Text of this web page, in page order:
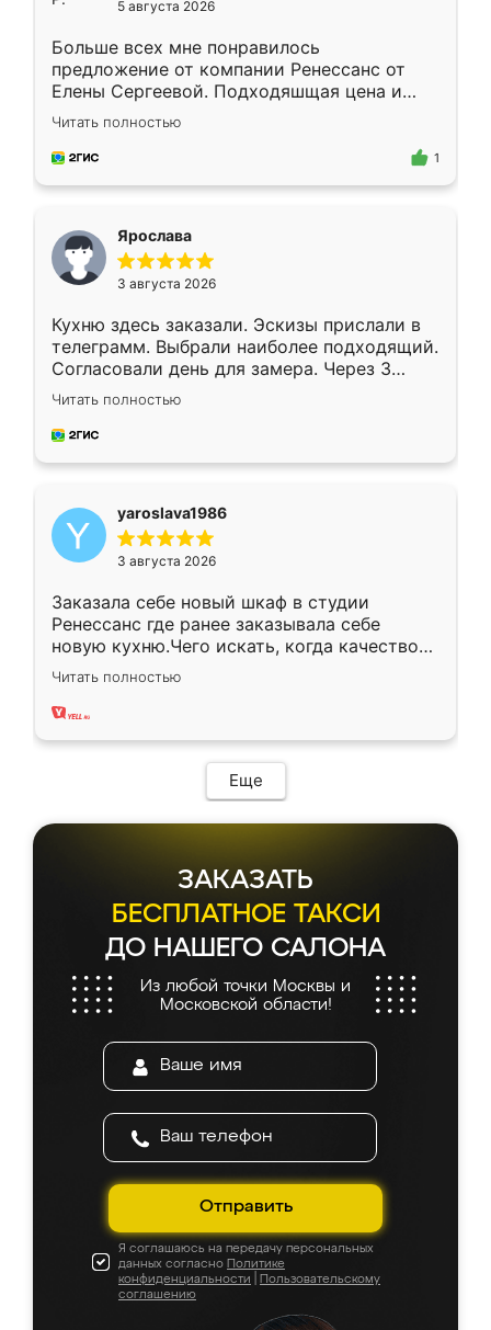
5 августа 2026
Больше всех мне понравилось
предложение от компании Ренессанс от
Елены Сергеевой. Подходяшщая цена и
короткие сроки изготовления. Приехавший
для замера сотрудник Владислав
предложил по моему эскизу самый
Читать полностью
1
Ярослава
3 августа 2026
Кухню здесь заказали. Эскизы прислали в
телеграмм. Выбрали наиболее подходящий.
Согласовали день для замера. Через 3
недели кухня была уже готова. Остались
довольны работой. Спасибо Ренессанс
мебель за качественную работу!
Читать полностью
yaroslava1986
3 августа 2026
Заказала себе новый шкаф в студии
Ренессанс где ранее заказывала себе
новую кухню.Чего искать, когда качеством
вполне довольна. Служит кухня уже почти
два года, нареканий нет.
Читать полностью
Еще
ЗАКАЗАТЬ
БЕСПЛАТНОЕ ТАКСИ
ДО НАШЕГО САЛОНА
Из любой точки Москвы и
Московской области!
Отправить
Я соглашаюсь на передачу персональных
данных согласно Политике
конфиденциальности
Пользовательскому
соглашению